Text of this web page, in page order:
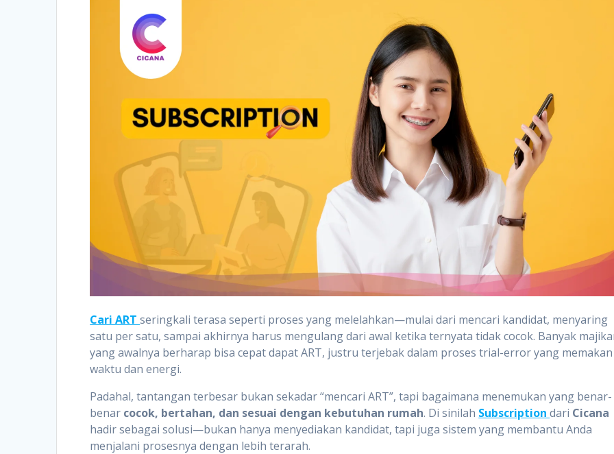
Cari ARTseringkali terasa seperti proses yang melelahkan—mulai dari mencari kandidat, menyaring
satu per satu, sampai akhirnya harus mengulang dari awal ketika ternyata tidak cocok. Banyak
yang awalnya berharap bisa cepat dapat ART, justru terjebak dalam proses trial-error yang memakan
waktu dan energi.
Padahal, tantangan terbesar bukan sekadar “mencari ART”, tapi bagaimana menemukan yang benar-
benar cocok, bertahan, dan sesuai dengan kebutuhan rumah. Di sinilah Subscriptiondari Cicana
hadir sebagai solusi—bukan hanya menyediakan kandidat, tapi juga sistem yang membantu Anda
menjalani prosesnya dengan lebih terarah.